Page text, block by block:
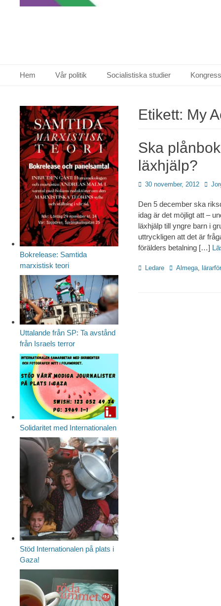
Primär meny
Hem Vår politik Socialistiska studier
Etikett: My
Ska
läxhjälp?
Publicerad
30 november, 2012
Den 5 december ska
idag är det möjligt att –
läxhjälp till yngre barn i
uttryckligen att det är
förälders betalning […]
Kategorier
Ledare Etiketter
Almega
Bokrelease: Samtida
marxistisk teori
Uttalande från SP: Ta avstånd
från Israels terror
Solidaritet med Internationalen
Stöd Internationalen på plats i
Gaza!